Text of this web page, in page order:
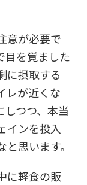
意が必要で
目を覚ました
に摂取する
レが近くな
しつつ、本当
インを投入
思います。
に軽食の販